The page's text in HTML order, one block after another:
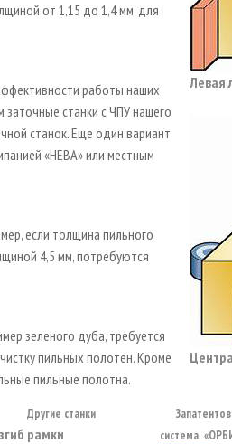
Левая
от 1,15 до 1,4 мм, для
работы наших
заточные станки с ЧПУ нашего
станок. Еще один вариант
«НЕВА» или местным
если толщина пильного
4,5 мм, потребуются
зеленого дуба, требуется
пильных полотен. Кроме
пильные полотна.
система
Другие станки
рамки